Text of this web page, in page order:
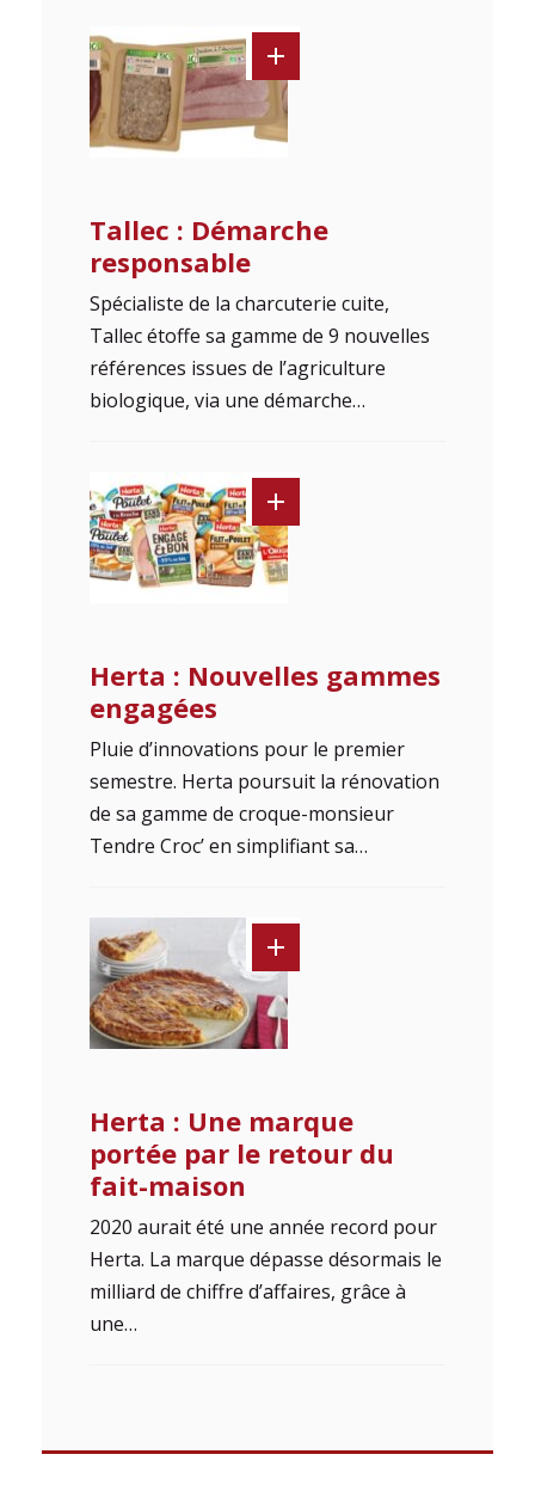
Tallec : Démarche
responsable
Spécialiste de la charcuterie cuite,
Tallec étoffe sa gamme de 9 nouvelles
références issues de l’agriculture
biologique, via une démarche…
Herta : Nouvelles gammes
engagées
Pluie d’innovations pour le premier
semestre. Herta poursuit la rénovation
de sa gamme de croque-monsieur
Tendre Croc’ en simplifiant sa…
Herta : Une marque
portée par le retour du
fait-maison
2020 aurait été une année record pour
Herta. La marque dépasse désormais le
milliard de chiffre d’affaires, grâce à
une…